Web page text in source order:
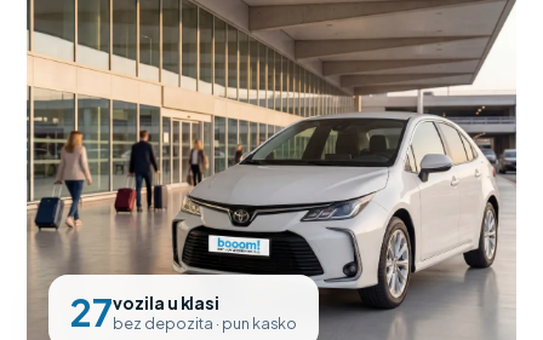
27vozila u klasi
bez depozita · pun kasko